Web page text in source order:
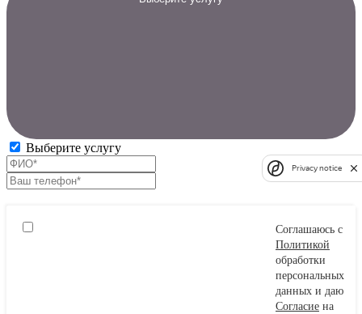
Выберите услугу
Соглашаюсь с
Политикой
обработки
персональных
данных и даю
Согласие на
Privacy notice